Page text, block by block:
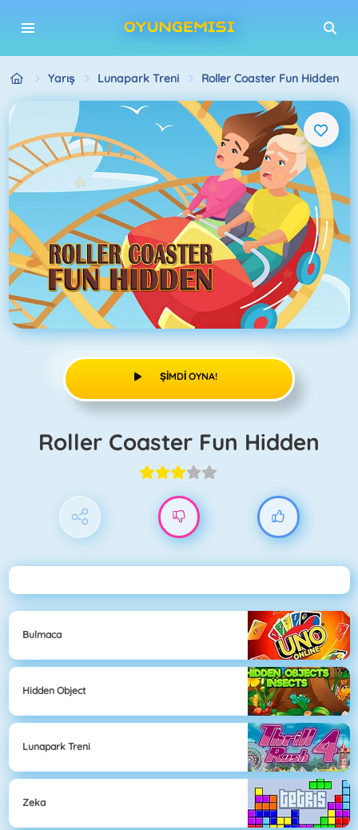
Yarış Lunapark Treni Roller Coaster Fun Hidden
ŞIMDI OYNA!
Roller Coaster Fun Hidden
Bulmaca
Hidden Object
Lunapark Treni
Zeka